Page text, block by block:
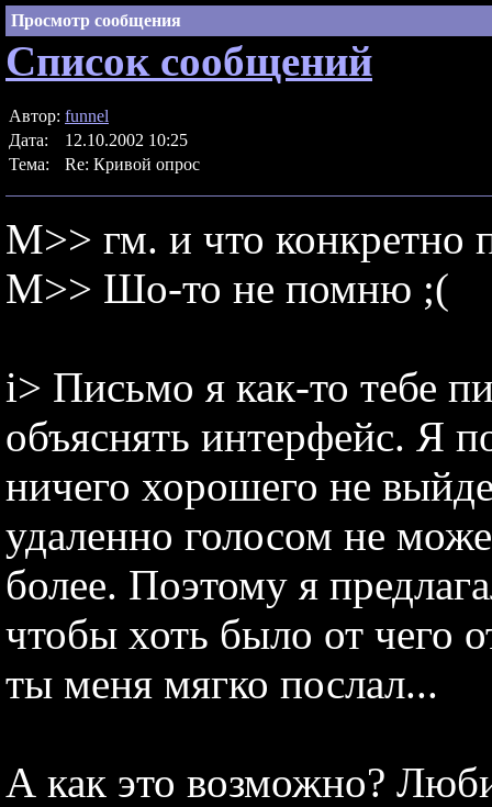
Просмотр сообщения
Список сообщений
Автор: funnel
Дата:
12.10.2002 10:25
Тема:
Re: Кривой опрос
M>> гм. и что конкретно
M>> Шо-то не помню ;(
i> Письмо я как-то тебе
объяснять интерфейс. Я
ничего хорошего не
удаленно голосом не
более. Поэтому я
чтобы хоть было от чего
ты меня мягко послал...
А как это возможно?